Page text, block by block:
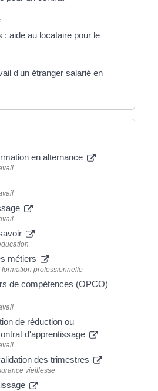
aide au locataire pour le
d'un étranger salarié en
en alternance
métiers
professionnelle
de compétences (OPCO)
de réduction ou
d'apprentissage
des trimestres
vieillesse